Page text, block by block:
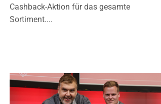
Cashback-Aktion für das gesamte
Sortiment....